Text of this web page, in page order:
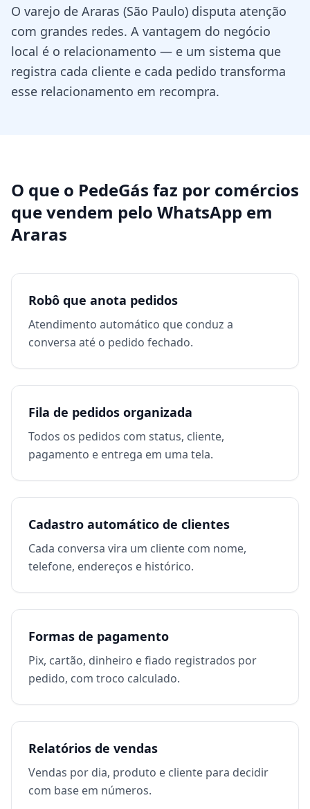
O varejo de Araras (São Paulo) disputa atenção
com grandes redes. A vantagem do negócio
local é o relacionamento — e um sistema que
registra cada cliente e cada pedido transforma
esse relacionamento em recompra.
O que o PedeGás faz por comércios
que vendem pelo WhatsApp em
Araras
Robô que anota pedidos
Atendimento automático que conduz a
conversa até o pedido fechado.
Fila de pedidos organizada
Todos os pedidos com status, cliente,
pagamento e entrega em uma tela.
Cadastro automático de clientes
Cada conversa vira um cliente com nome,
telefone, endereços e histórico.
Formas de pagamento
Pix, cartão, dinheiro e fiado registrados por
pedido, com troco calculado.
Relatórios de vendas
Vendas por dia, produto e cliente para decidir
com base em números.